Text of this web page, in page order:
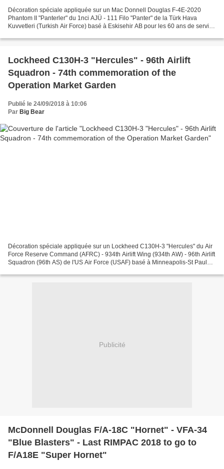
Décoration spéciale appliquée sur un Mac Donnell Douglas F-4E-2020
Phantom II "Panterler" du 1nci AJÜ - 111 Filo "Panter" de la Türk Hava
Kuvvetleri (Turkish Air Force) basé à Eskisehir AB pour les 60 ans de service
Lockheed C130H-3 "Hercules" - 96th Airlift
Squadron - 74th commemoration of the
Operation Market Garden
Publié le 24/09/2018 à 10:06
Par Big Bear
Décoration spéciale appliquée sur un Lockheed C130H-3 "Hercules" du Air
Force Reserve Command (AFRC) - 934th Airlift Wing (934th AW) - 96th Airlift
Squadron (96th AS) de l'US Air Force (USAF) basé à Minneapolis-St Paul
Publicité
McDonnell Douglas F/A-18C "Hornet" - VFA-34
"Blue Blasters" - Last RIMPAC 2018 to go to
F/A18E "Super Hornet"